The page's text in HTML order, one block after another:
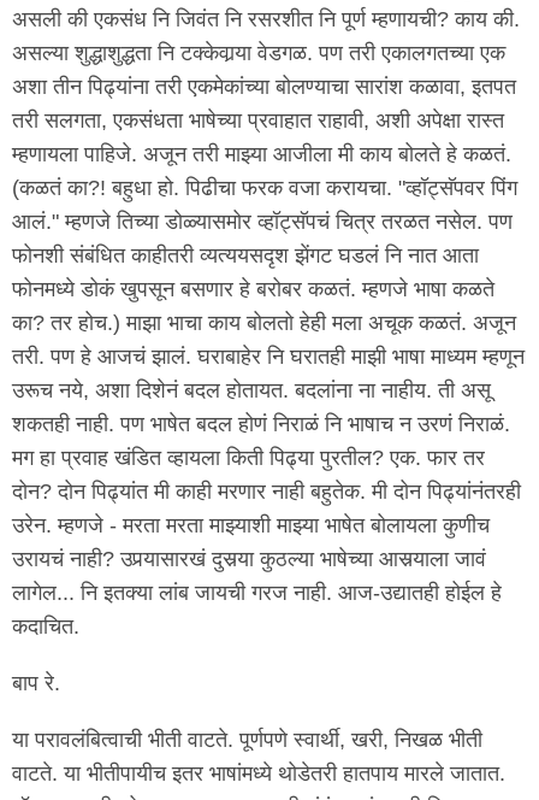
असली की एकसंध नि जिवंत नि रसरशीत नि पूर्ण म्हणायची? काय की.
असल्या शुद्धाशुद्धता नि टक्केवार्‍या वेडगळ. पण तरी एकालगतच्या एक
अशा तीन पिढ्यांना तरी एकमेकांच्या बोलण्याचा सारांश कळावा, इतपत
तरी सलगता, एकसंधता भाषेच्या प्रवाहात राहावी, अशी अपेक्षा रास्त
म्हणायला पाहिजे. अजून तरी माझ्या आजीला मी काय बोलते हे कळतं.
(कळतं का?! बहुधा हो. पिढीचा फरक वजा करायचा. "व्हॉट्सॅपवर पिंग
आलं." म्हणजे तिच्या डोळ्यासमोर व्हॉट्सॅपचं चित्र तरळत नसेल. पण
फोनशी संबंधित काहीतरी व्यत्ययसदृश झेंगट घडलं नि नात आता
फोनमध्ये डोकं खुपसून बसणार हे बरोबर कळतं. म्हणजे भाषा कळते
का? तर होच.) माझा भाचा काय बोलतो हेही मला अचूक कळतं. अजून
तरी. पण हे आजचं झालं. घराबाहेर नि घरातही माझी भाषा माध्यम म्हणून
उरूच नये, अशा दिशेनं बदल होतायत. बदलांना ना नाहीय. ती असू
शकतही नाही. पण भाषेत बदल होणं निराळं नि भाषाच न उरणं निराळं.
मग हा प्रवाह खंडित व्हायला किती पिढ्या पुरतील? एक. फार तर
दोन? दोन पिढ्यांत मी काही मरणार नाही बहुतेक. मी दोन पिढ्यांनंतरही
उरेन. म्हणजे - मरता मरता माझ्याशी माझ्या भाषेत बोलायला कुणीच
उरायचं नाही? उपर्‍यासारखं दुसर्‍या कुठल्या भाषेच्या आसर्‍याला जावं
लागेल... नि इतक्या लांब जायची गरज नाही. आज-उद्यातही होईल हे
कदाचित.
बाप रे.
या परावलंबित्वाची भीती वाटते. पूर्णपणे स्वार्थी, खरी, निखळ भीती
वाटते. या भीतीपायीच इतर भाषांमध्ये थोडेतरी हातपाय मारले जातात.